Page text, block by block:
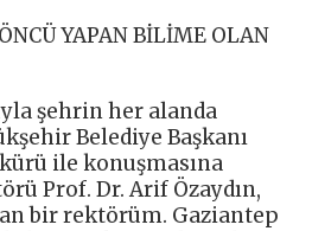
YAPAN BİLİME OLAN
şehrin her alanda
Belediye Başkanı
ile konuşmasına
Prof. Dr. Arif Özaydın,
bir rektörüm. Gaziantep